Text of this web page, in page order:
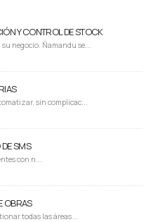
Y CONTROL DE STOCK
negocio. Ñamandu se...
sin complicac...
SMS
con n...
OBRAS
todas las áreas...